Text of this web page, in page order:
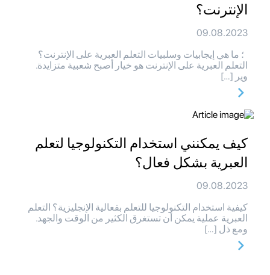
الإنترنت؟
09.08.2023
؛ ما هي إيجابيات وسلبيات التعلم العبرية على الإنترنت؟
التعلم العبرية على الإنترنت هو خيار أصبح شعبية متزايدة.
وير […]
كيف يمكنني استخدام التكنولوجيا لتعلم
العبرية بشكل فعال؟
09.08.2023
كيفية استخدام التكنولوجيا للتعلم بفعالية الإنجليزية؟ التعلم
العبرية عملية يمكن أن تستغرق الكثير من الوقت والجهد.
ومع ذل […]